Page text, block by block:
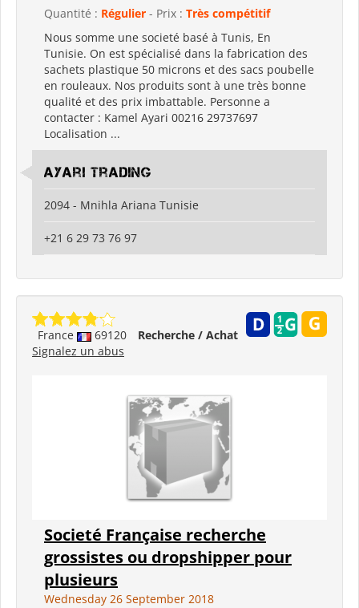
Quantité : Régulier - Prix : Très compétitif
Nous somme une societé basé à Tunis, En
Tunisie. On est spécialisé dans la fabrication des
sachets plastique 50 microns et des sacs poubelle
en rouleaux. Nos produits sont à une très bonne
qualité et des prix imbattable. Personne a
contacter : Kamel Ayari 00216 29737697
Localisation ...
Ayari Trading
2094 - Mnihla Ariana Tunisie
+21 6 29 73 76 97
France 69120
Recherche / Achat
Signalez un abus
Societé Française recherche
grossistes ou dropshipper pour
plusieurs
Wednesday 26 September 2018